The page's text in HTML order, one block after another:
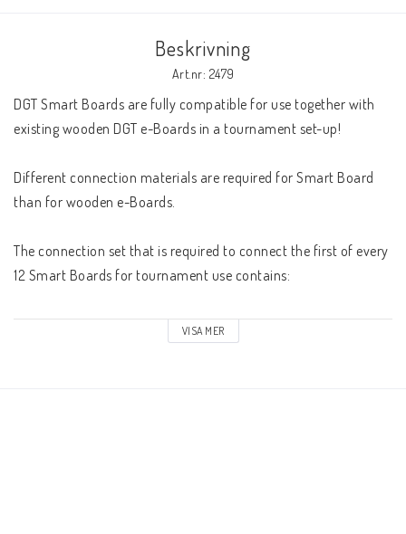
Schacklektioner
Ari gillar
Presentkort
Övriga schackböcker
Beskrivning
Art.nr: 2479
DGT Smart Boards are fully compatible for use together with
existing wooden DGT e-Boards in a tournament set-up!
Different connection materials are required for Smart Board
than for wooden e-Boards.
The connection set that is required to connect the first of every
12 Smart Boards for tournament use contains:
a serial-to-USB converter
VISA MER